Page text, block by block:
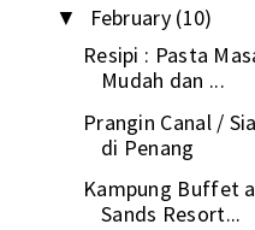
▼ February (10)
Resipi : Pasta
Mudah dan ...
Prangin Canal /
di Penang
Kampung Buffet
Sands Resort...